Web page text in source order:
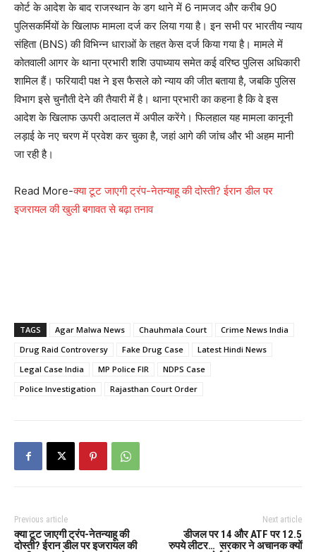
कोर्ट के आदेश के बाद राजस्थान के डग थाने में 6 नामजद और करीब 90
पुलिसकर्मियों के खिलाफ मामला दर्ज कर लिया गया है। इन सभी पर भारतीय न्याय
संहिता (BNS) की विभिन्न धाराओं के तहत केस दर्ज किया गया है। मामले में
कोतवाली आगर के थाना प्रभारी शशि उपाध्याय समेत कई वरिष्ठ पुलिस अधिकारी
शामिल हैं। फरियादी पक्ष ने इस फैसले को न्याय की जीत बताया है, जबकि पुलिस
विभाग इसे चुनौती देने की तैयारी में है। थाना प्रभारी का कहना है कि वे इस
आदेश के खिलाफ ऊपरी अदालत में अपील करेंगे। फिलहाल यह मामला कानूनी
लड़ाई के नए चरण में प्रवेश कर चुका है, जहां आगे की जांच और भी अहम मानी
जा रही है।
Read More-क्या टूट जाएगी ट्रंप-नेतन्याहू की दोस्ती? ईरान डील पर
इजरायल की खुली बगावत से बढ़ा तनाव
TAGS Agar Malwa News Chauhmala Court
Crime News India
Drug Raid Controversy
Fake Drug Case
Latest Hindi News
Legal Case India
MP Police FIR
NDPS Case
Police Investigation
Rajasthan Court Order
Previous article
क्या टूट जाएगी ट्रंप-नेतन्याहू की
दोस्ती? ईरान डील पर इजरायल की
Next article
डीजल पर 14 और ATF पर 12.5
रुपये लीटर… सरकार ने अचानक क्यों